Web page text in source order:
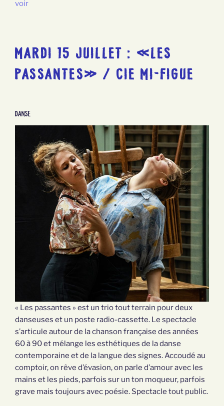
voir
MARDI 15 JUILLET : «LES
PASSANTES» / CIE MI-FIGUE
Danse
« Les passantes » est un trio tout terrain pour deux
danseuses et un poste radio-cassette. Le spectacle
s’articule autour de la chanson française des années
60 à 90 et mélange les esthétiques de la danse
contemporaine et de la langue des signes. Accoudé au
comptoir, on rêve d’évasion, on parle d’amour avec les
mains et les pieds, parfois sur un ton moqueur, parfois
grave mais toujours avec poésie. Spectacle tout public.